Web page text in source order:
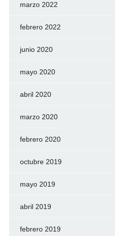
marzo 2022
febrero 2022
junio 2020
mayo 2020
abril 2020
marzo 2020
febrero 2020
octubre 2019
mayo 2019
abril 2019
febrero 2019